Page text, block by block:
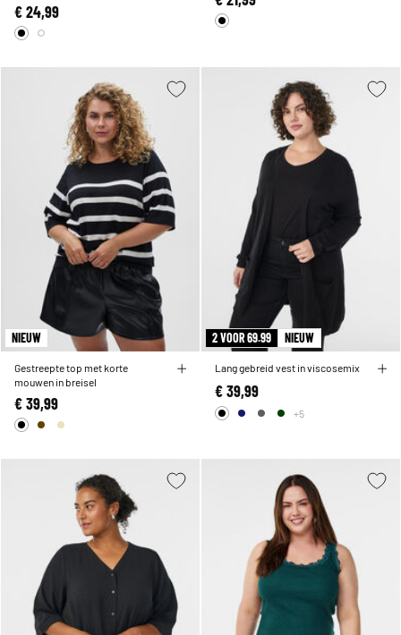
€ 24,99
NIEUW
Gestreepte top met korte
mouwen in breisel
€ 39,99
2 VOOR 69.99 NIEUW
Lang gebreid vest in viscosemix
€ 39,99
+5